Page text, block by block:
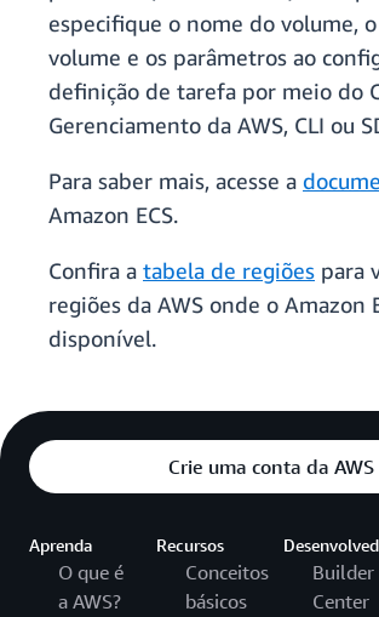
especifique o nome do volume,
volume e os parâmetros ao
definição de tarefa por meio do
Gerenciamento da AWS, CLI ou
Para saber mais, acesse a
Amazon ECS.
Confira a tabela de regiões para
regiões da AWS onde o Amazon
disponível.
Crie uma conta da AWS
Aprenda
O que é
a AWS?
Recursos
Conceitos
básicos
Builder
Center